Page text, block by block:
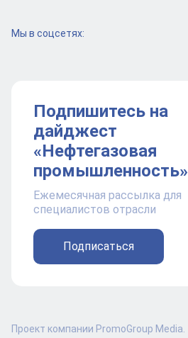
Мы в соцсетях:
Подпишитесь на
дайджест
«Нефтегазовая
промышленность»
Ежемесячная рассылка для
специалистов отрасли
Подписаться
Проект компании PromoGroup Media.